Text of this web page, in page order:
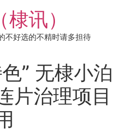
讯）
不好选的不精时请多担待
” 无棣小泊
片治理项目